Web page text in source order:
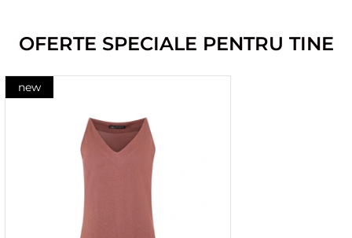
OFERTE SPECIALE PENTRU TINE
new